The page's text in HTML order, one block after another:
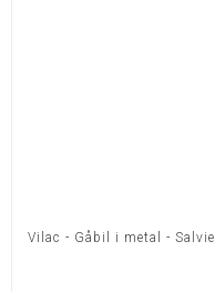
Vilac - Gåbil i metal - Salvie